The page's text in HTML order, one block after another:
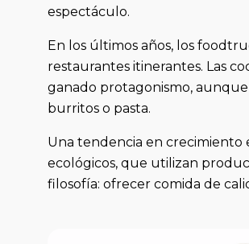
espectáculo.
En los últimos años, los
restaurantes itinerantes. Las
ganado protagonismo, aunque
burritos o pasta.
Una tendencia en crecimiento
ecológicos, que utilizan
filosofía: ofrecer comida de